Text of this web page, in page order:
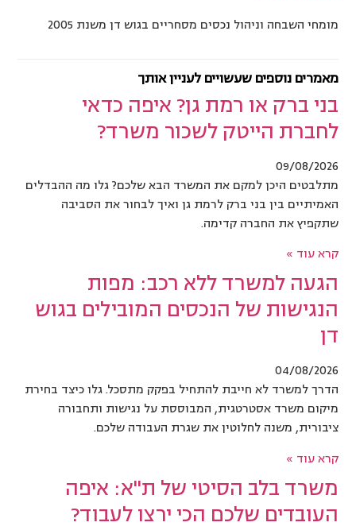
מומחי השבחה וניהול נכסים מסחריים בגוש דן משנת 2005
מאמרים נוספים שעשויים לעניין אותך
בני ברק או רמת גן? איפה כדאי
לחברת הייטק לשכור משרד?
09/08/2026
מתלבטים היכן למקם את המשרד הבא שלכם? גלו מה ההבדלים
האמיתיים בין בני ברק לרמת גן ואיך לבחור את הסביבה
שתקפיץ את החברה קדימה.
קרא עוד »
הגעה למשרד ללא רכב: מפות
הנגישות של הנכסים המובילים בגוש
דן
04/08/2026
הדרך למשרד לא חייבת להתחיל בפקק מתסכל. גלו כיצד בחירת
מיקום משרד אסטרטגית, המבוססת על נגישות ותחבורה
ציבורית, משנה לחלוטין את שגרת העבודה שלכם.
קרא עוד »
משרד בלב הסיטי של ת"א: איפה
העובדים שלכם הכי ירצו לעבוד?